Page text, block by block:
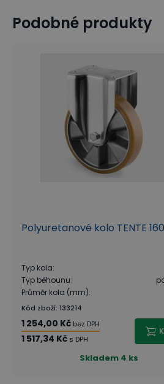
Jak je to s nosností koleček?
Teplotní a chemická
Typ ložisek, odpor valivého
9 tipů: Jak efektivně vybavit
Podobné produkty
Polyuretanové kolo TENTE
Typ kola:
Typ běhounu:
Průměr kola (mm):
Kód zboží: 133214
1 254,00 Kč bez DPH
1 517,34 Kč s DPH
Skladem 4 ks